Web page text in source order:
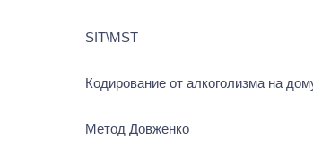
SIT\MST
Кодирование от алкоголизма на
Метод Довженко